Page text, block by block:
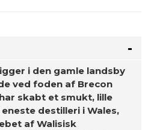
i den gamle landsby
ved foden af Brecon
skabt et smukt, lille
destilleri i Wales,
af Walisisk